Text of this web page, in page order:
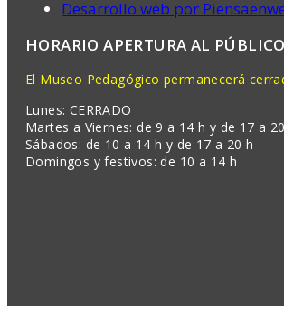
Desarrollo web por
HORARIO APERTURA AL PÚBLICO
El Museo Pedagógico permanecerá
Lunes: CERRADO
Martes a Viernes: de 9 a 14 h y de 17 a
Sábados: de 10 a 14 h y de 17 a 20 h
Domingos y festivos: de 10 a 14 h